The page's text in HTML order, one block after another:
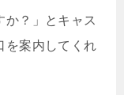
か？」とキャス
を案内してくれ